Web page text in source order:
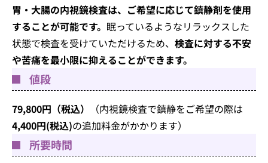
胃・大腸の内視鏡検査は、ご希望に応じて鎮静剤を使用
することが可能です。 眠っているようなリラックスした
状態で検査を受けていただけるため、 検査に対する不安
や苦痛を最小限に抑えることができます。
値段
79,800円（税込）
（内視鏡検査で鎮静をご希望の際は
4,400円(税込)の追加料金がかかります）
所要時間